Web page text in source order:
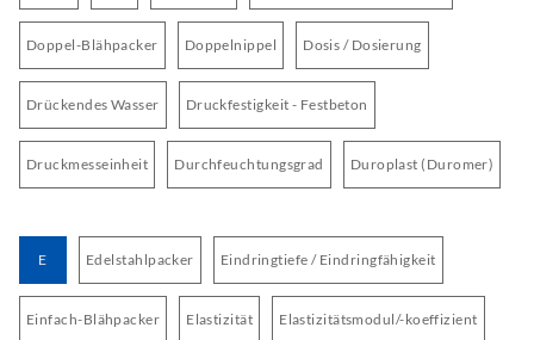
Doppel-Blähpacker Doppelnippel Dosis / Dosierung
Drückendes Wasser Druckfestigkeit - Festbeton
Druckmesseinheit Durchfeuchtungsgrad Duroplast (Duromer)
E Edelstahlpacker Eindringtiefe / Eindringfähigkeit
Einfach-Blähpacker Elastizität Elastizitätsmodul/-koeffizient